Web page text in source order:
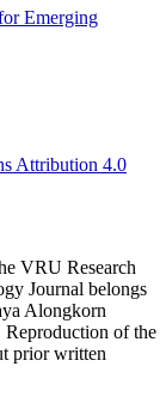
Emerging
Attribution 4.0
VRU Research
Journal belongs
Alongkorn
Reproduction of the
prior written